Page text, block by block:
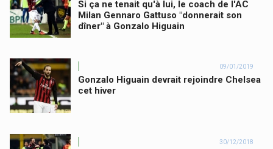
Si ça ne tenait qu'à lui, le coach de l'AC
Milan Gennaro Gattuso "donnerait son
dîner" à Gonzalo Higuain
09/01/2019
Gonzalo Higuain devrait rejoindre Chelsea
cet hiver
30/12/2018